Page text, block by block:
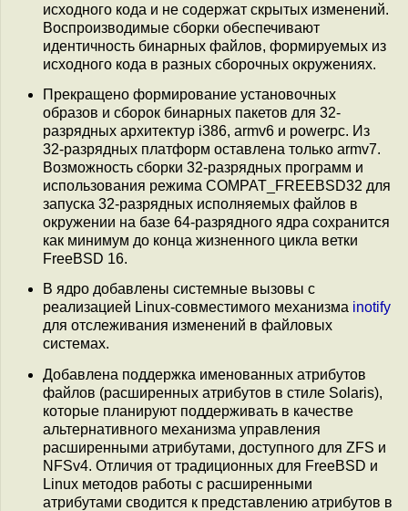
исходного кода и не содержат скрытых изменений.
Воспроизводимые сборки обеспечивают
идентичность бинарных файлов, формируемых из
исходного кода в разных сборочных окружениях.
Прекращено формирование установочных
образов и сборок бинарных пакетов для 32-
разрядных архитектур i386, armv6 и powerpc. Из
32-разрядных платформ оставлена только armv7.
Возможность сборки 32-разрядных программ и
использования режима COMPAT_FREEBSD32 для
запуска 32-разрядных исполняемых файлов в
окружении на базе 64-разрядного ядра сохранится
как минимум до конца жизненного цикла ветки
FreeBSD 16.
В ядро добавлены системные вызовы c
реализацией Linux-совместимого механизма inotify
для отслеживания изменений в файловых
системах.
Добавлена поддержка именованных атрибутов
файлов (расширенных атрибутов в стиле Solaris),
которые планируют поддерживать в качестве
альтернативного механизма управления
расширенными атрибутами, доступного для ZFS и
NFSv4. Отличия от традиционных для FreeBSD и
Linux методов работы с расширенными
атрибутами сводится к представлению атрибутов в